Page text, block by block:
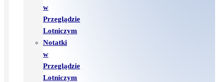
w
Przeglądzie
Lotniczym
Notatki
w
Przeglądzie
Lotniczym